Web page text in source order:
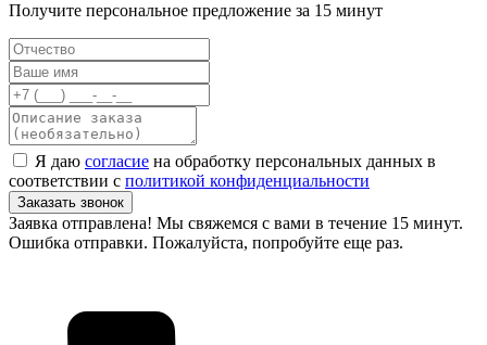
Получите персональное предложение за 15 минут
Я даю согласие на обработку персональных данных в
соответствии с политикой конфиденциальности
Заказать звонок
Заявка отправлена! Мы свяжемся с вами в течение 15 минут.
Ошибка отправки. Пожалуйста, попробуйте еще раз.